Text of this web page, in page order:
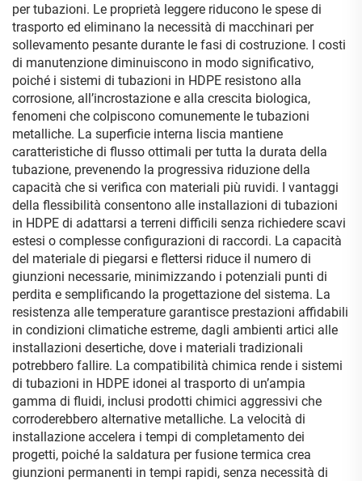
per tubazioni. Le proprietà leggere riducono le spese di
trasporto ed eliminano la necessità di macchinari per
sollevamento pesante durante le fasi di costruzione. I costi
di manutenzione diminuiscono in modo significativo,
poiché i sistemi di tubazioni in HDPE resistono alla
corrosione, all’incrostazione e alla crescita biologica,
fenomeni che colpiscono comunemente le tubazioni
metalliche. La superficie interna liscia mantiene
caratteristiche di flusso ottimali per tutta la durata della
tubazione, prevenendo la progressiva riduzione della
capacità che si verifica con materiali più ruvidi. I vantaggi
della flessibilità consentono alle installazioni di tubazioni
in HDPE di adattarsi a terreni difficili senza richiedere scavi
estesi o complesse configurazioni di raccordi. La capacità
del materiale di piegarsi e flettersi riduce il numero di
giunzioni necessarie, minimizzando i potenziali punti di
perdita e semplificando la progettazione del sistema. La
resistenza alle temperature garantisce prestazioni affidabili
in condizioni climatiche estreme, dagli ambienti artici alle
installazioni desertiche, dove i materiali tradizionali
potrebbero fallire. La compatibilità chimica rende i sistemi
di tubazioni in HDPE idonei al trasporto di un’ampia
gamma di fluidi, inclusi prodotti chimici aggressivi che
corroderebbero alternative metalliche. La velocità di
installazione accelera i tempi di completamento dei
progetti, poiché la saldatura per fusione termica crea
giunzioni permanenti in tempi rapidi, senza necessità di